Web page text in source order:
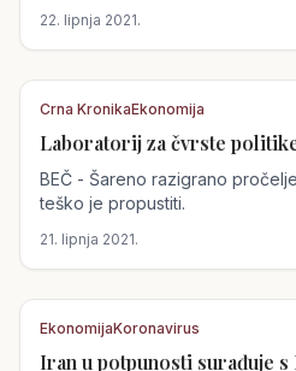
22. lipnja 2021.
Austrija
Crna KronikaEkonomija
Laboratorij za čvrste
BEČ - Šareno razigrano
teško je propustiti.
21. lipnja 2021.
EkonomijaKoronavirus
Iran u potpunosti surađuje s